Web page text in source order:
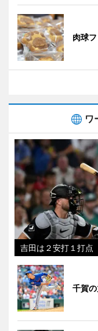
肉球
ワ
吉田は２安打１打
千賀